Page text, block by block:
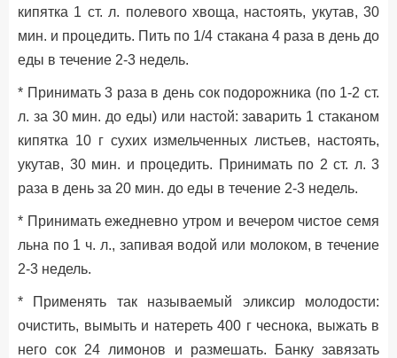
кипятка 1 ст. л. полевого хвоща, настоять, укутав, 30
мин. и процедить. Пить по 1/4 стакана 4 раза в день до
еды в течение 2-3 недель.
* Принимать 3 раза в день сок подорожника (по 1-2 ст.
л. за 30 мин. до еды) или настой: заварить 1 стаканом
кипятка 10 г сухих измельченных листьев, настоять,
укутав, 30 мин. и процедить. Принимать по 2 ст. л. 3
раза в день за 20 мин. до еды в течение 2-3 недель.
* Принимать ежедневно утром и вечером чистое семя
льна по 1 ч. л., запивая водой или молоком, в течение
2-3 недель.
* Применять так называемый эликсир молодости:
очистить, вымыть и натереть 400 г чеснока, выжать в
него сок 24 лимонов и размешать. Банку завязать